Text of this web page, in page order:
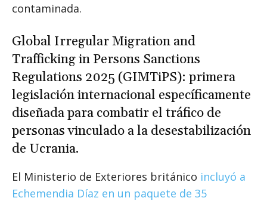
contaminada.
Global Irregular Migration and
Trafficking in Persons Sanctions
Regulations 2025 (GIMTiPS): primera
legislación internacional específicamente
diseñada para combatir el tráfico de
personas vinculado a la desestabilización
de Ucrania.
El Ministerio de Exteriores británico incluyó a
Echemendia Díaz en un paquete de 35